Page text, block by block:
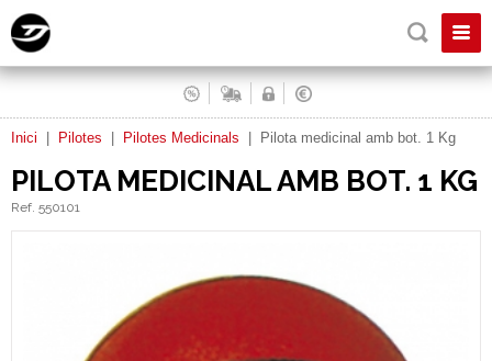
Inici Pilotes Pilotes Medicinals Pilota medicinal amb bot. 1 Kg
PILOTA MEDICINAL AMB BOT. 1 KG
Ref. 550101